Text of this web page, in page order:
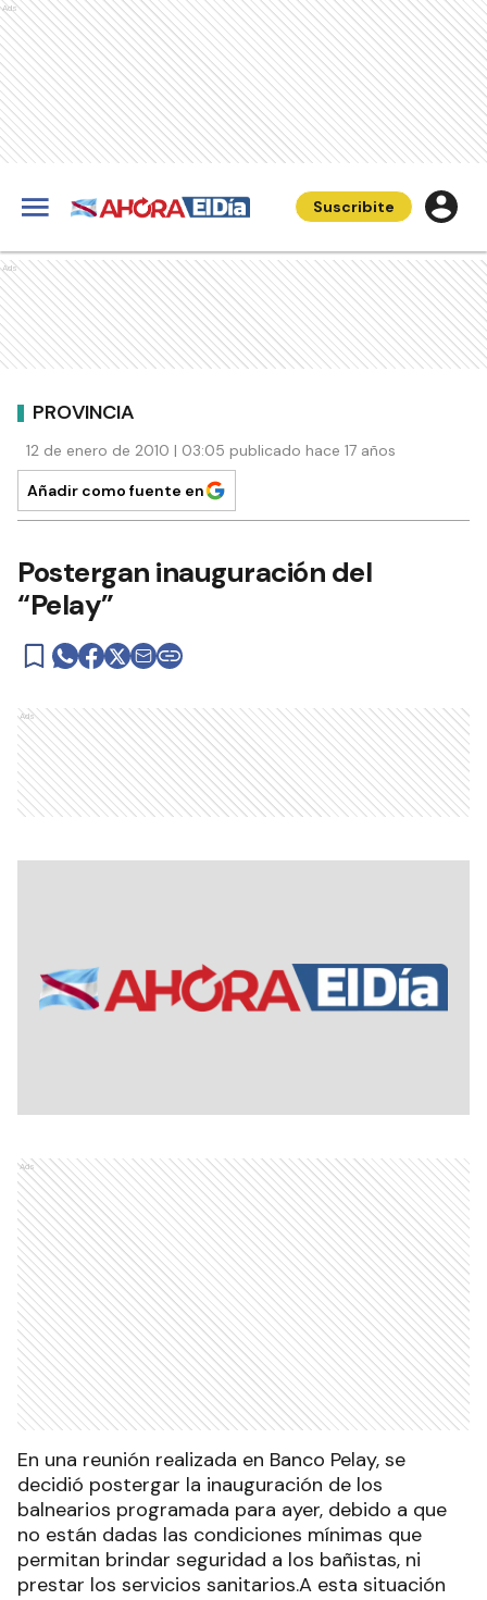
Ads
Suscribite
Ads
PROVINCIA
12 de enero de 2010 | 03:05 publicado hace 17 años
Añadir como fuente en
Postergan inauguración del
“Pelay”
Ads
Ads
En una reunión realizada en Banco Pelay, se
decidió postergar la inauguración de los
balnearios programada para ayer, debido a que
no están dadas las condiciones mínimas que
permitan brindar seguridad a los bañistas, ni
prestar los servicios sanitarios.A esta situación